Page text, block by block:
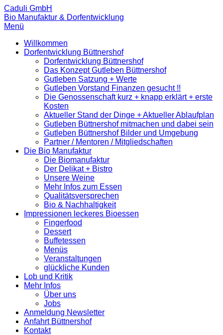
Caduli GmbH
Bio Manufaktur & Dorfentwicklung
Menü
Willkommen
Dorfentwicklung Büttnershof
Dorfentwicklung Büttnershof
Das Konzept Gutleben Büttnershof
Gutleben Satzung + Werte
Gutleben Vorstand Finanzen gesucht !!
Die Genossenschaft kurz + knapp erklärt + erste
Kosten
Aktueller Stand der Dinge + Aktueller Ablaufplan
Gutleben Büttnershof mitmachen und dabei sein
Gutleben Büttnershof Bilder und Umgebung
Partner / Mentoren / Mitgliedschaften
Die Bio Manufaktur
Die Biomanufaktur
Der Delikat + Bistro
Unsere Weine
Mehr Infos zum Essen
Qualitätsversprechen
Bio & Nachhaltigkeit
Impressionen leckeres Bioessen
Fingerfood
Dessert
Buffetessen
Menüs
Veranstaltungen
glückliche Kunden
Lob und Kritik
Mehr Infos
Über uns
Jobs
Anmeldung Newsletter
Anfahrt Büttnershof
Kontakt